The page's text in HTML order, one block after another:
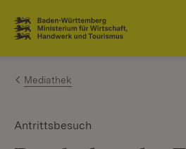
Zum Inhalt springen
Link zur Startseite
Mediathek
Antrittsbesuch